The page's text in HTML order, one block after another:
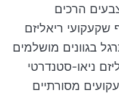
הרכים
ריאליזם
בגוונים מושלמים
ניאו-סטנדרטי
מסורתיים